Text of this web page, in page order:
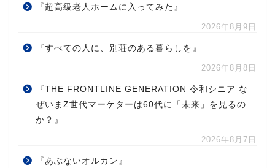
『超高級老人ホームに入ってみた』
2026年8月9日
『すべての人に、別荘のある暮らしを』
2026年8月8日
『THE FRONTLINE GENERATION 令和シニア な
ぜいまZ世代マーケターは60代に「未来」を見るの
か？』
2026年8月7日
『あぶないオルカン』